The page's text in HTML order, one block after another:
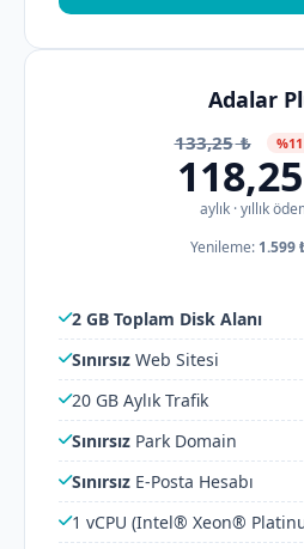
Adalar
133,25₺
118,25
aylık · yıllık
Yenileme: 1.599
2 GB Toplam Disk Alanı
Sınırsız Web Sitesi
20 GB Aylık Trafik
Sınırsız Park Domain
Sınırsız E-Posta Hesabı
1 vCPU (Intel® Xeon®